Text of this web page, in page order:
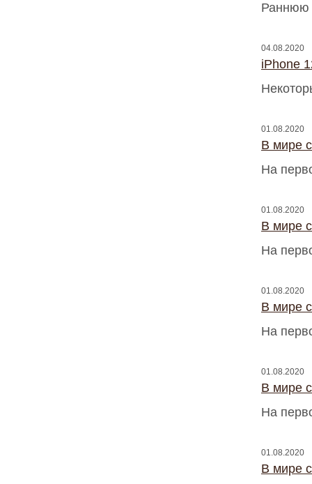
Раннюю
04.08.2020
iPhone
01.08.2020
В мире
На
01.08.2020
В мире
На
01.08.2020
В мире
На
01.08.2020
В мире
На
01.08.2020
В мире